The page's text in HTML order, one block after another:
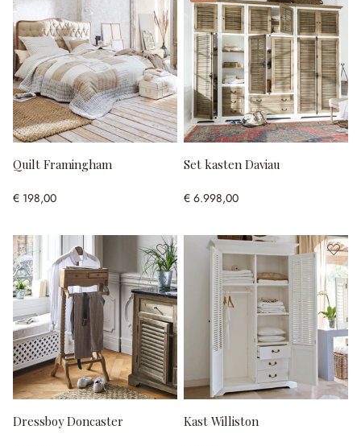
Quilt Framingham
€ 198,00
Set kasten Daviau
€ 6.998,00
Dressboy Doncaster Kast Williston